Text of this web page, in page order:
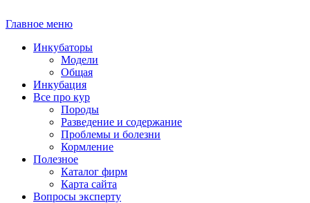
Главное меню
Инкубаторы
Модели
Общая
Инкубация
Все про кур
Породы
Разведение и содержание
Проблемы и болезни
Кормление
Полезное
Каталог фирм
Карта сайта
Вопросы эксперту